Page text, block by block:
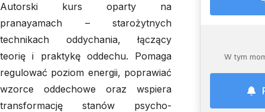
W tym
Autorski kurs oparty na
pranayamach – starożytnych
technikach oddychania, łączący
teorię i praktykę oddechu. Pomaga
regulować poziom energii, poprawiać
wzorce oddechowe oraz wspiera
transformację stanów psycho-